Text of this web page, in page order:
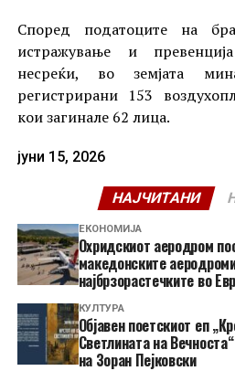
Според податоците на
истражување и
несреќи, во земјата
регистрирани 153
кои загинале 62 лица.
јуни 15, 2026
НАЈЧИТАНИ
ЕКОНОМИЈА
Охридскиот аеродром
македонските
најбрзорастечките во
КУЛТУРА
Објавен поетскиот еп
Светлината на
на Зоран Пејковски